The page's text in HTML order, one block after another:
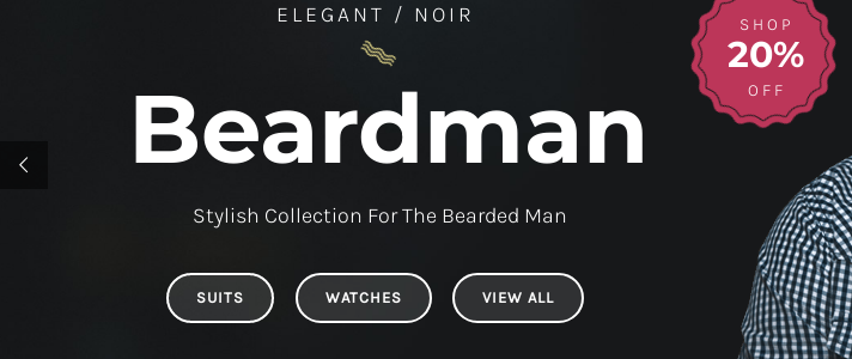
Beardman
Stylish Collection For The Bearded Man
SHOP
20%
OFF
ELEGANT / NOIR
SUITS WATCHES VIEW ALL